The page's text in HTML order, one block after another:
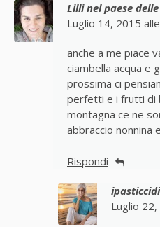
Lilli nel paese
Luglio 14, 2015
anche a me piace
ciambella acqua e
prossima ci
perfetti e i frutti di
montagna ce ne
abbraccio nonnina
Rispondi
Luglio